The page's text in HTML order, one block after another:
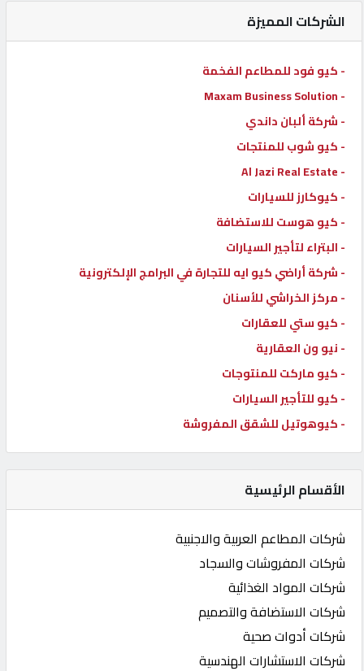
كيو
ماركت
الدليل
القطري
QHOST
الشركات المميزة
- كيو فود للمطاعم الفخمة
- Maxam Business Solution
- شركة ألبان داندي
- كيو شوب للمنتجات
- Al Jazi Real Estate
- كيوكارز للسيارات
- كيو هوست للاستضافة
- البتراء لتأجير السيارات
- شركة أراضي كيو ايه للتجارة في البرامج الإلكترونية
- مركز الخراشي للأسنان
- كيو ستي للعقارات
- نيو ون العقارية
- كيو ماركت للمنتوجات
- كيو للتأجير السيارات
- كيوهوتيل للشقق المفروشة
الأقسام الرئيسية
شركات المطاعم العربية والاجنبية
شركات المفروشات والسجاد
شركات المواد الغذائية
شركات الاستضافة والتصميم
شركات أدوات صحية
شركات الاستشارات الهندسية